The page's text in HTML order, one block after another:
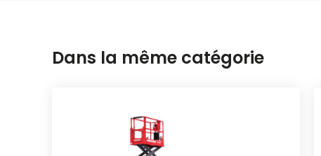
Dans la même catégorie